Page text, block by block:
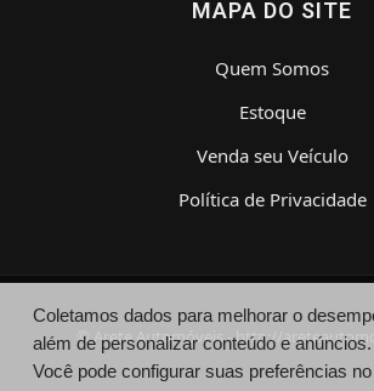
MAPA DO SITE
Quem Somos
Estoque
Venda seu Veículo
Política de Privacidade
© Arete Automóveis - http://
Coletamos dados para melhorar o
além de personalizar conteúdo e anúncios.
Você pode configurar suas preferências